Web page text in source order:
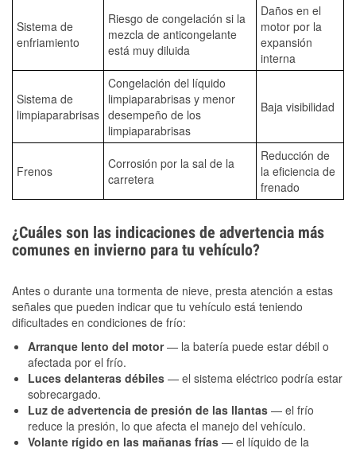
Sistema de
enfriamiento
Riesgo de congelación si la
mezcla de anticongelante
está muy diluida
Daños en el
motor por la
expansión
interna
Sistema de
limpiaparabrisas
Congelación del líquido
limpiaparabrisas y menor
desempeño de los
limpiaparabrisas
Baja visibilidad
Frenos
Corrosión por la sal de la
carretera
Reducción de
la eficiencia de
frenado
¿Cuáles son las indicaciones de advertencia más
comunes en invierno para tu vehículo?
Antes o durante una tormenta de nieve, presta atención a estas
señales que pueden indicar que tu vehículo está teniendo
dificultades en condiciones de frío:
Arranque lento del motor— la batería puede estar débil o
afectada por el frío.
Luces delanteras débiles — el sistema eléctrico podría estar
sobrecargado.
Luz de advertencia de presión de las llantas — el frío
reduce la presión, lo que afecta el manejo del vehículo.
Volante rígido en las mañanas frías — el líquido de la